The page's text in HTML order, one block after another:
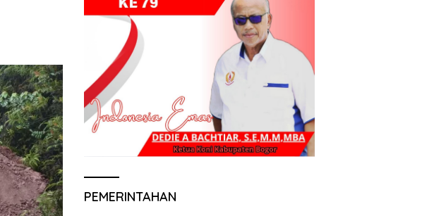
PEMERINTAHAN